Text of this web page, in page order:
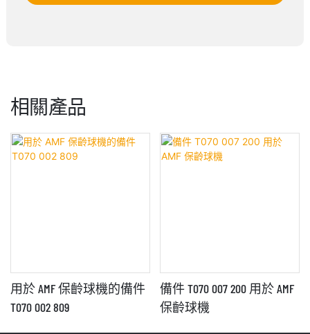
相關產品
用於 AMF 保齡球機的備件
T070 002 809
備件 T070 007 200 用於 AMF
保齡球機